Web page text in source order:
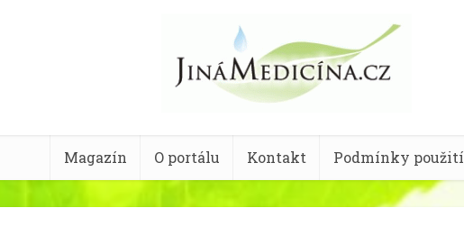
Magazín O portálu Kontakt Podmínky použití